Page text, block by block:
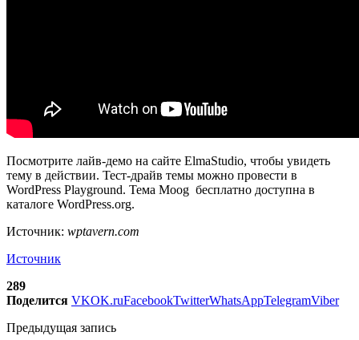
Посмотрите лайв-демо на сайте ElmaStudio, чтобы увидеть
тему в действии. Тест-драйв темы можно провести в
WordPress Playground. Тема Moog бесплатно доступна в
каталоге WordPress.org.
Источник: wptavern.com
Источник
289
Поделится VKOK.ruFacebookTwitterWhatsAppTelegramViber
Предыдущая запись